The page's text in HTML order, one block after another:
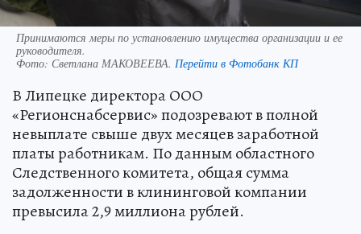
Принимаются меры по установлению имущества организации и ее
руководителя.
Фото: Светлана МАКОВЕЕВА. Перейти в Фотобанк КП
В Липецке директора ООО
«Регионснабсервис» подозревают в полной
невыплате свыше двух месяцев заработной
платы работникам. По данным областного
Следственного комитета, общая сумма
задолженности в клининговой компании
превысила 2,9 миллиона рублей.